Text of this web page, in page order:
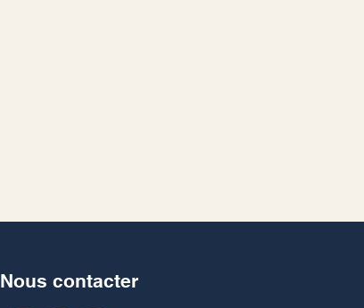
Nous contacter